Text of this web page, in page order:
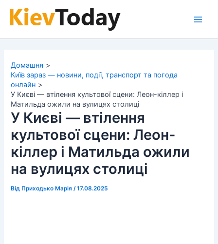
Домашня
Київ зараз — новини, події, транспорт та погода
онлайн
У Києві — втілення культової сцени: Леон-кіллер і
Матильда ожили на вулицях столиці
У Києві — втілення
культової сцени: Леон-
кіллер і Матильда ожили
на вулицях столиці
Від Приходько Марія /17.08.2025